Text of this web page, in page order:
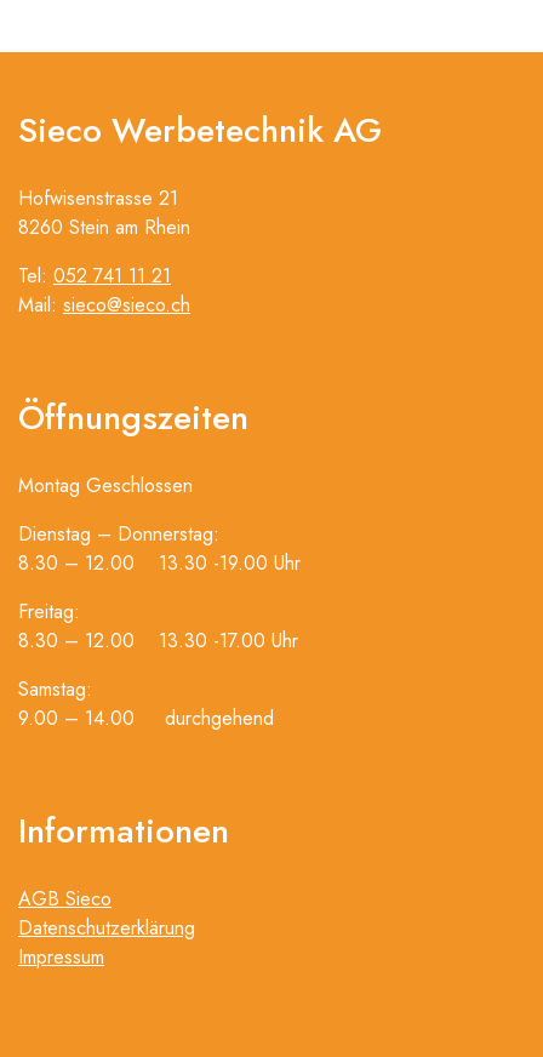
Sieco Werbetechnik AG
Hofwisenstrasse 21
8260 Stein am Rhein
Tel: 052 741 11 21
Mail: sieco@sieco.ch
Öffnungszeiten
Montag Geschlossen
Dienstag – Donnerstag:
8.30 – 12.00 13.30 -19.00 Uhr
Freitag:
8.30 – 12.00 13.30 -17.00 Uhr
Samstag:
9.00 – 14.00 durchgehend
Informationen
AGB Sieco
Datenschutzerklärung
Impressum